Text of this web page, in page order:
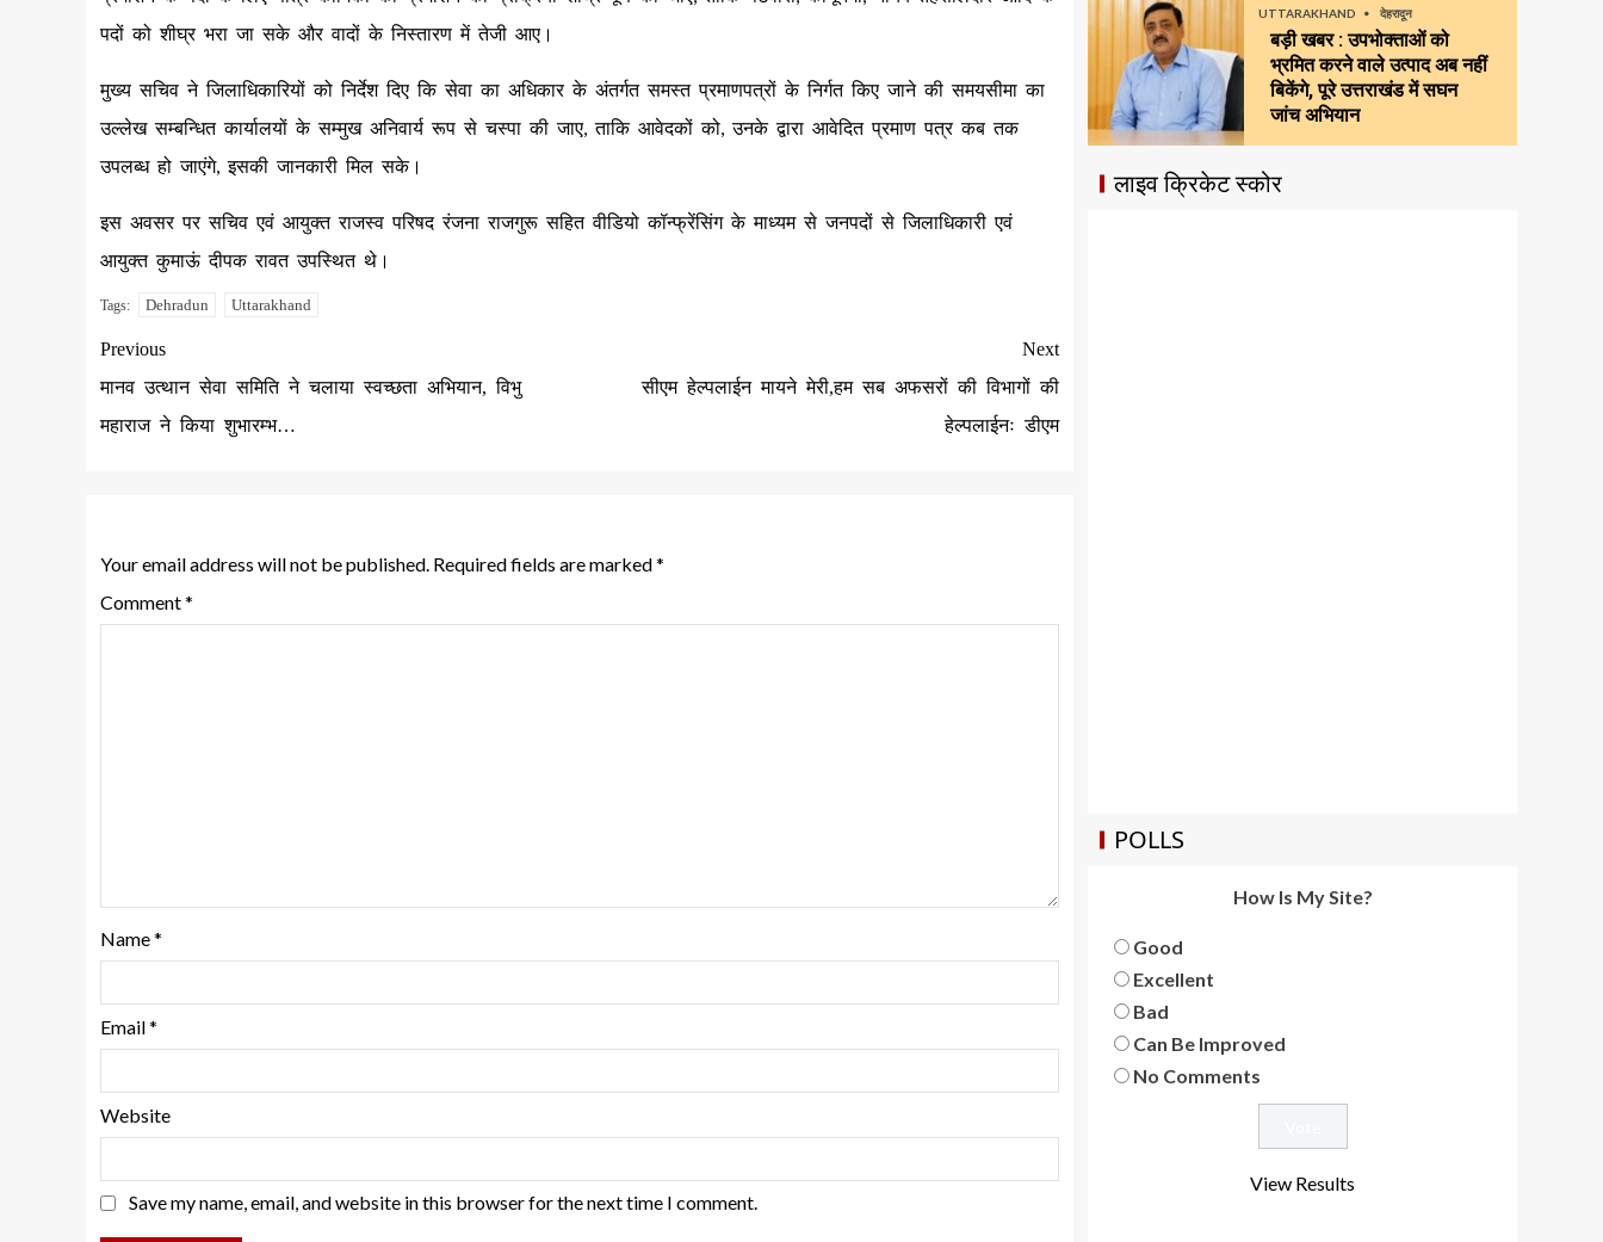
पदों को शीघ्र भरा जा सके और वादों के निस्तारण में तेजी आए।
मुख्य सचिव ने जिलाधिकारियों को निर्देश दिए कि सेवा का अधिकार के अंतर्गत समस्त प्रमाणपत्रों के निर्गत किए जाने की समयसीमा का
उल्लेख सम्बन्धित कार्यालयों के सम्मुख अनिवार्य रूप से चस्पा की जाए, ताकि आवेदकों को, उनके द्वारा आवेदित प्रमाण पत्र कब तक
उपलब्ध हो जाएंगे, इसकी जानकारी मिल सके।
इस अवसर पर सचिव एवं आयुक्त राजस्व परिषद रंजना राजगुरू सहित वीडियो कॉन्फ्रेंसिंग के माध्यम से जनपदों से जिलाधिकारी एवं
आयुक्त कुमाऊं दीपक रावत उपस्थित थे।
Tags: Dehradun Uttarakhand
Previous
मानव उत्थान सेवा समिति ने चलाया स्वच्छता अभियान, विभु
महाराज ने किया शुभारम्भ…
Next
सीएम हेल्पलाईन मायने मेरी,हम सब अफसरों की विभागों की
हेल्पलाईनः डीएम
Your email address will not be published. Required fields are marked*
Comment*
Name*
Email*
Website
Save my name, email, and website in this browser for the next time I comment.
UTTARAKHAND देहरादून
बड़ी खबर : उपभोक्ताओं को
भ्रमित करने वाले उत्पाद अब नहीं
बिकेंगे, पूरे उत्तराखंड में सघन
जांच अभियान
लाइव क्रिकेट स्कोर
POLLS
How Is My Site?
Good
Excellent
Bad
Can Be Improved
No Comments
View Results